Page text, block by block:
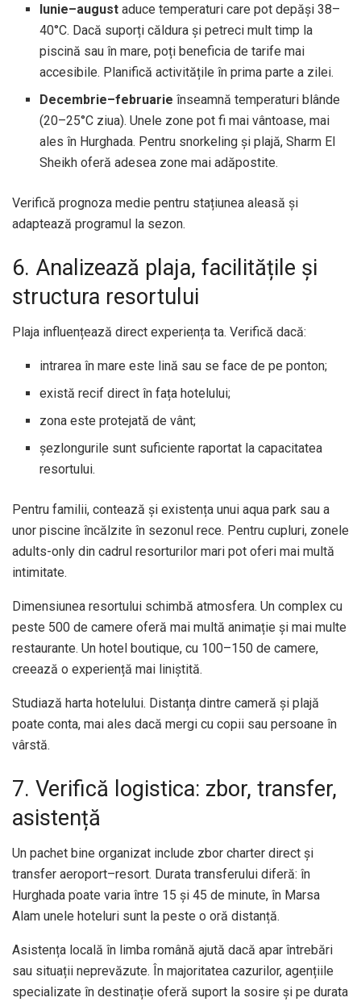
Iunie–august aduce temperaturi care pot depăși 38–
40°C. Dacă suporți căldura și petreci mult timp la
piscină sau în mare, poți beneficia de tarife mai
accesibile. Planifică activitățile în prima parte a zilei.
Decembrie–februarie înseamnă temperaturi blânde
(20–25°C ziua). Unele zone pot fi mai vântoase, mai
ales în Hurghada. Pentru snorkeling și plajă, Sharm El
Sheikh oferă adesea zone mai adăpostite.
Verifică prognoza medie pentru stațiunea aleasă și
adaptează programul la sezon.
6. Analizează plaja, facilitățile și
structura resortului
Plaja influențează direct experiența ta. Verifică dacă:
intrarea în mare este lină sau se face de pe ponton;
există recif direct în fața hotelului;
zona este protejată de vânt;
șezlongurile sunt suficiente raportat la capacitatea
resortului.
Pentru familii, contează și existența unui aqua park sau a
unor piscine încălzite în sezonul rece. Pentru cupluri, zonele
adults-only din cadrul resorturilor mari pot oferi mai multă
intimitate.
Dimensiunea resortului schimbă atmosfera. Un complex cu
peste 500 de camere oferă mai multă animație și mai multe
restaurante. Un hotel boutique, cu 100–150 de camere,
creează o experiență mai liniștită.
Studiază harta hotelului. Distanța dintre cameră și plajă
poate conta, mai ales dacă mergi cu copii sau persoane în
vârstă.
7. Verifică logistica: zbor, transfer,
asistență
Un pachet bine organizat include zbor charter direct și
transfer aeroport–resort. Durata transferului diferă: în
Hurghada poate varia între 15 și 45 de minute, în Marsa
Alam unele hoteluri sunt la peste o oră distanță.
Asistența locală în limba română ajută dacă apar întrebări
sau situații neprevăzute. În majoritatea cazurilor, agențiile
specializate în destinație oferă suport la sosire și pe durata